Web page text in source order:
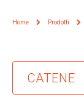
Home Prodotti